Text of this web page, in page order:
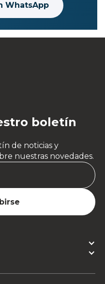
WhatsApp
boletín
de noticias y
nuestras novedades.